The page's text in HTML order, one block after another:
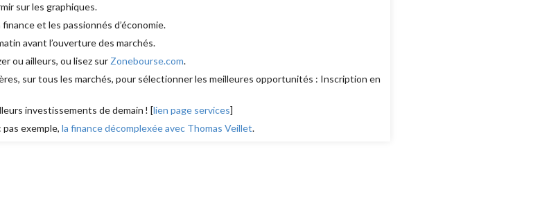
sur les graphiques.
et les passionnés d’économie.
avant l’ouverture des marchés.
ou ailleurs, ou lisez sur Zonebourse.com.
sur tous les marchés, pour sélectionner les meilleures opportunités : Inscription en
investissements de demain ! [lien page services]
exemple, la finance décomplexée avec Thomas Veillet.